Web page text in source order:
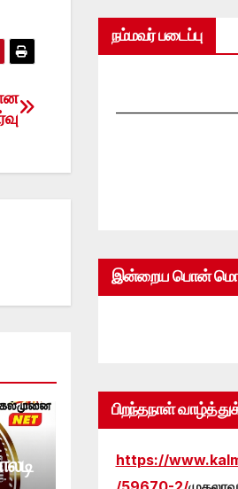
நம்மவர் படைப்பு
இன்றைய பொன்
பிறந்தநாள்
https://